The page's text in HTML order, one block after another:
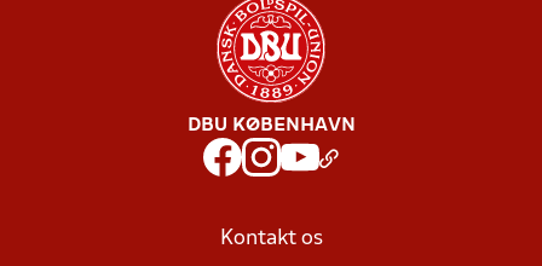
DBU KØBENHAVN
Kontakt os